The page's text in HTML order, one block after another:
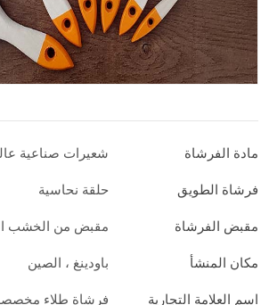
مادة الفرشاة شعيرات صناعية
فرشاة الطويق حلقة نحاسية
مقبض الفرشاة مقبض من الخشب
مكان المنشأ باودينغ ، الصين
اسم العلامة التجارية فرشاة طلاء